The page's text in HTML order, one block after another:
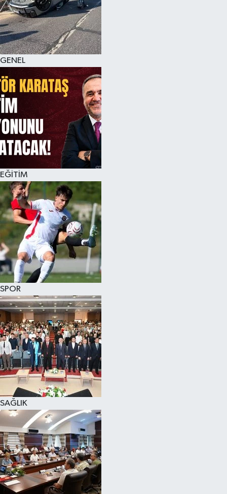
GENEL
EĞİTİM
SPOR
SAĞLIK
KÜLTÜR SANAT
MAGAZİN
SAĞLIK
SİYASET
SPOR
TEKNOLOJİ
VİZYONDAKİLER
YAŞAM